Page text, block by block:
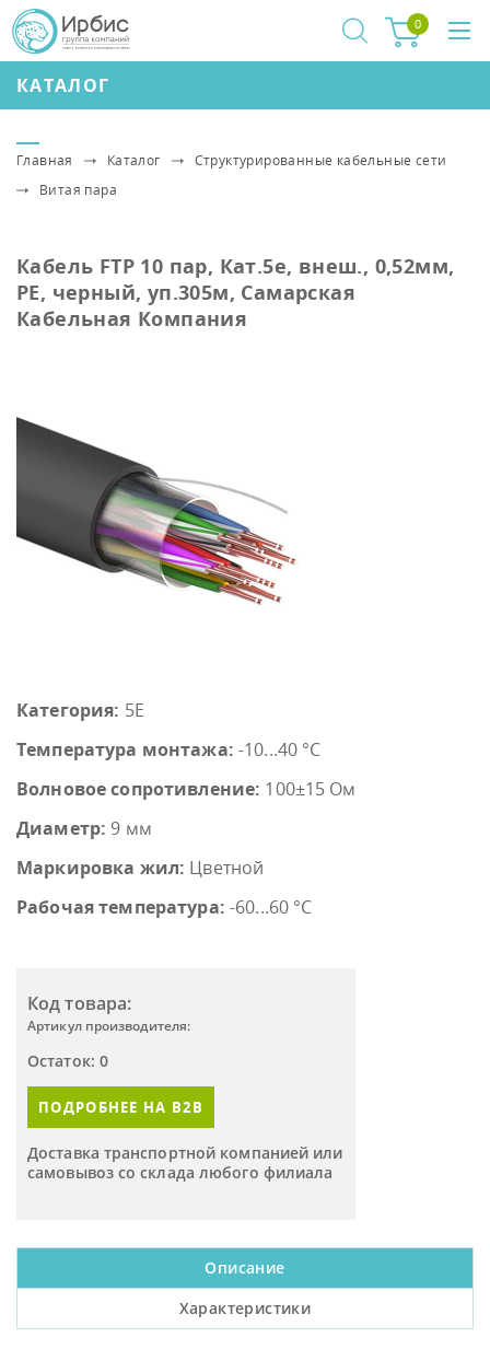
КАТАЛОГ
0
Главная Каталог
Структурированные кабельные сети
Витая пара
Кабель FTP 10 пар, Кат.5e, внеш., 0,52мм,
PE, черный, уп.305м, Самарская
Кабельная Компания
Категория: 5E
Температура монтажа: -10...40 °C
Волновое сопротивление: 100±15 Ом
Диаметр: 9 мм
Маркировка жил: Цветной
Рабочая температура: -60...60 °C
Код товара:
Артикул производителя:
Остаток: 0
ПОДРОБНЕЕ НА B2B
Доставка транспортной компанией или
самовывоз со склада любого филиала
Описание
Характеристики